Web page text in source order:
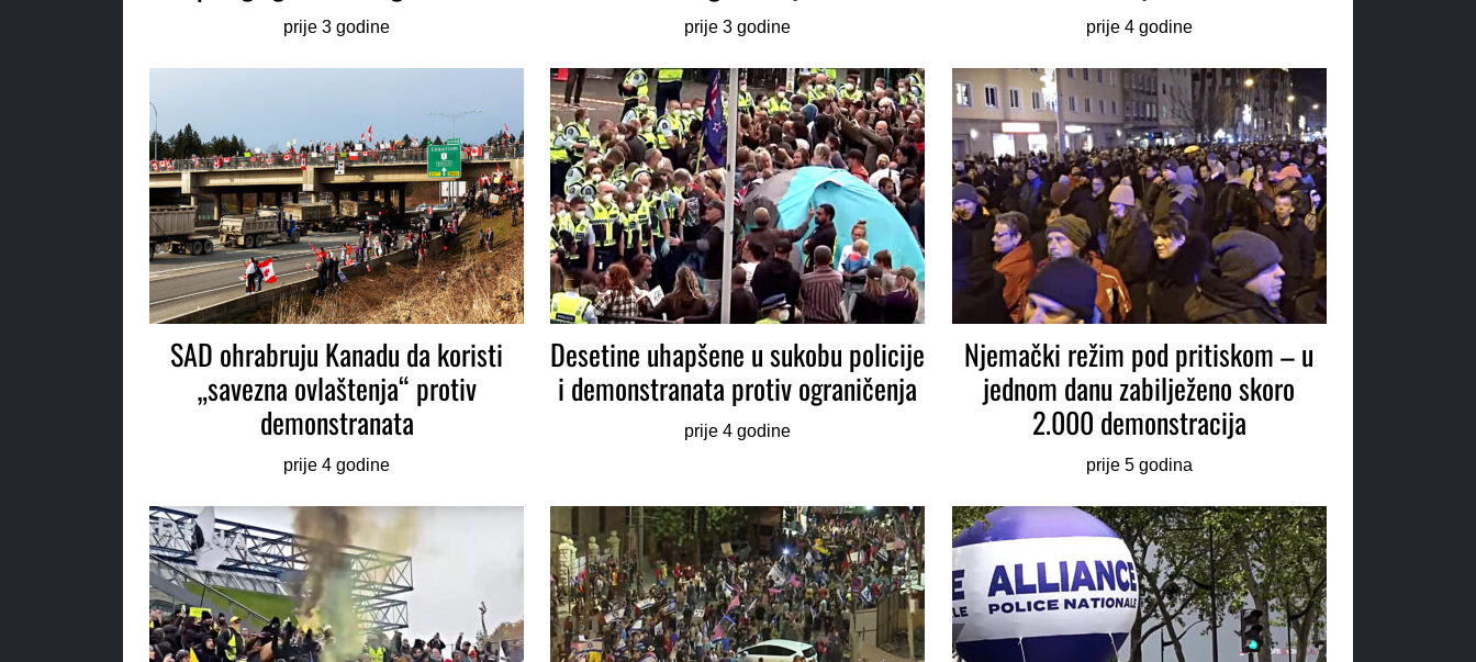
prije 3 godine prije 3 godine prije 4 godine
SAD ohrabruju Kanadu da koristi
„savezna ovlaštenja“ protiv
demonstranata
prije 4 godine
Desetine uhapšene u sukobu policije
i demonstranata protiv ograničenja
prije 4 godine
Njemački režim pod pritiskom – u
jednom danu zabilježeno skoro
2.000 demonstracija
prije 5 godina